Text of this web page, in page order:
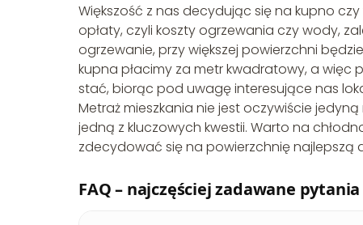
Większość z nas decydując się na kupno
opłaty, czyli koszty ogrzewania czy wody,
ogrzewanie, przy większej powierzchni
kupna płacimy za metr kwadratowy, a więc
stać, biorąc pod uwagę interesujące nas
Metraż mieszkania nie jest oczywiście
jedną z kluczowych kwestii. Warto na
zdecydować się na powierzchnię najlepszą
FAQ – najczęściej zadawane pytania